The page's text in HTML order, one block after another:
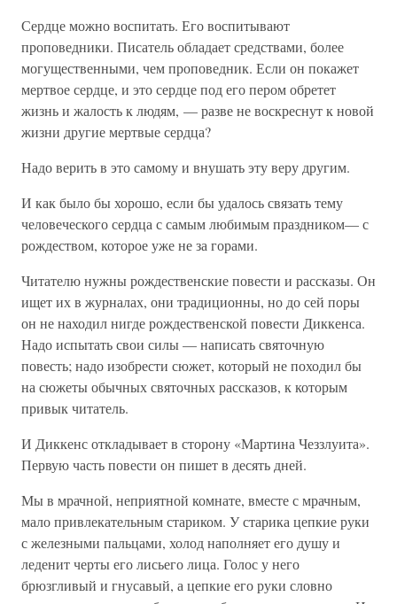
Сердце можно воспитать. Его воспитывают
проповедники. Писатель обладает средствами, более
могущественными, чем проповедник. Если он покажет
мертвое сердце, и это сердце под его пером обретет
жизнь и жалость к людям, — разве не воскреснут к новой
жизни другие мертвые сердца?
Надо верить в это самому и внушать эту веру другим.
И как было бы хорошо, если бы удалось связать тему
человеческого сердца с самым любимым праздником— с
рождеством, которое уже не за горами.
Читателю нужны рождественские повести и рассказы. Он
ищет их в журналах, они традиционны, но до сей поры
он не находил нигде рождественской повести Диккенса.
Надо испытать свои силы — написать святочную
повесть; надо изобрести сюжет, который не походил бы
на сюжеты обычных святочных рассказов, к которым
привык читатель.
И Диккенс откладывает в сторону «Мартина Чеззлуита».
Первую часть повести он пишет в десять дней.
Мы в мрачной, неприятной комнате, вместе с мрачным,
мало привлекательным стариком. У старика цепкие руки
с железными пальцами, холод наполняет его душу и
леденит черты его лисьего лица. Голос у него
брюзгливый и гнусавый, а цепкие его руки словно